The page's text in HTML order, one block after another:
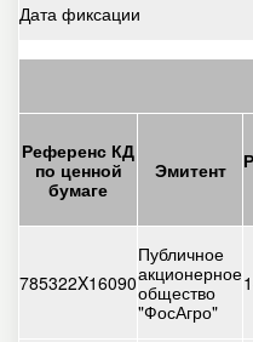
Дата фиксации
Референс КД
по ценной
бумаге
Эмитент
785322X16090
Публичное
акционерное
общество
"ФосАгро"